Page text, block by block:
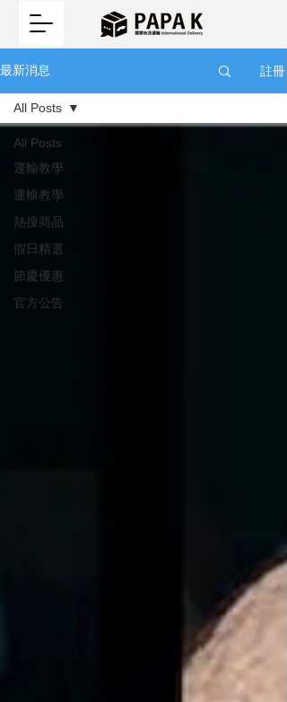
最新消息 註冊
All Posts
運輸教學
運輸教學
熱搜商品
假日精選
節慶優惠
官方公告
All Posts